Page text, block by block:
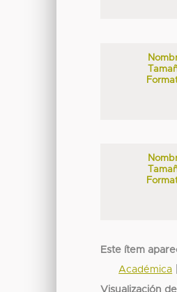
Este ítem
Académica